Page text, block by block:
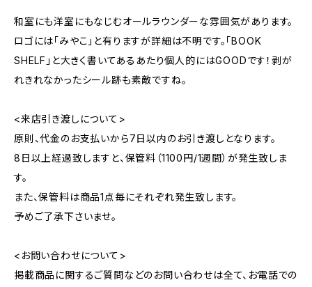
和室にも洋室にもなじむオールラウンダーな雰囲気があります。
ロゴには「みやこ」と有りますが詳細は不明です。「BOOK
SHELF」と大きく書いてあるあたり個人的にはGOODです！剥が
れきれなかったシール跡も素敵ですね。
<来店引き渡しについて>
原則、代金のお支払いから7日以内のお引き渡しとなります。
8日以上経過致しますと、保管料（1100円/1週間）が発生致しま
す。
また、保管料は商品1点毎にそれぞれ発生致します。
予めご了承下さいませ。
<お問い合わせについて>
掲載商品に関するご質問などのお問い合わせは全て、お電話での